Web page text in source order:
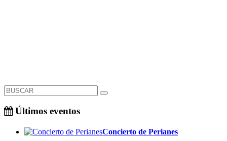
Últimos eventos
Concierto de Perianes